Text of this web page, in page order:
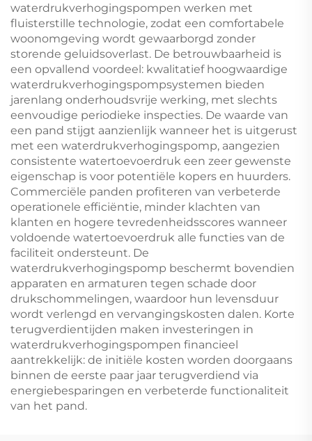
waterdrukverhogingspompen werken met
fluisterstille technologie, zodat een comfortabele
woonomgeving wordt gewaarborgd zonder
storende geluidsoverlast. De betrouwbaarheid is
een opvallend voordeel: kwalitatief hoogwaardige
waterdrukverhogingspompsystemen bieden
jarenlang onderhoudsvrije werking, met slechts
eenvoudige periodieke inspecties. De waarde van
een pand stijgt aanzienlijk wanneer het is uitgerust
met een waterdrukverhogingspomp, aangezien
consistente watertoevoerdruk een zeer gewenste
eigenschap is voor potentiële kopers en huurders.
Commerciële panden profiteren van verbeterde
operationele efficiëntie, minder klachten van
klanten en hogere tevredenheidsscores wanneer
voldoende watertoevoerdruk alle functies van de
faciliteit ondersteunt. De
waterdrukverhogingspomp beschermt bovendien
apparaten en armaturen tegen schade door
drukschommelingen, waardoor hun levensduur
wordt verlengd en vervangingskosten dalen. Korte
terugverdientijden maken investeringen in
waterdrukverhogingspompen financieel
aantrekkelijk: de initiële kosten worden doorgaans
binnen de eerste paar jaar terugverdiend via
energiebesparingen en verbeterde functionaliteit
van het pand.